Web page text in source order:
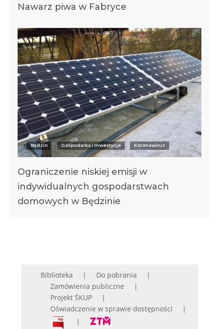
Nawarz piwa w Fabryce
Będzin Gospodarka i Inwestycje Koronawirus
Ograniczenie niskiej emisji w
indywidualnych gospodarstwach
domowych w Będzinie
Biblioteka
Do pobrania
Zamówienia publiczne
Projekt ŚKUP
Oświadczenie w sprawie dostępności